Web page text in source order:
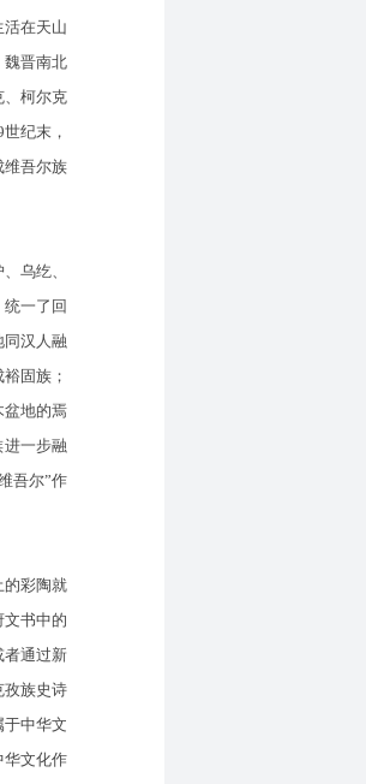
在天山
魏晋南北
、柯尔克
纪末，
维吾尔族
乌纥、
一了回
汉人融
固族；
盆地的焉
一步融
吾尔”作
彩陶就
书中的
者通过新
孜族史诗
于中华文
华文化作